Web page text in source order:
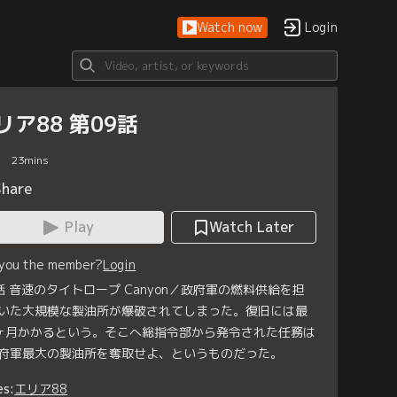
Watch now Login
ア88 第09話
23mins
Play
Watch Later
the member?Login
音速のタイトロープ Canyon／政府軍の燃料供給を担
た大規模な製油所が爆破されてしまった。復旧には最
月かかるという。そこへ総指令部から発令された任務は
軍最大の製油所を奪取せよ、というものだった。
エリア88